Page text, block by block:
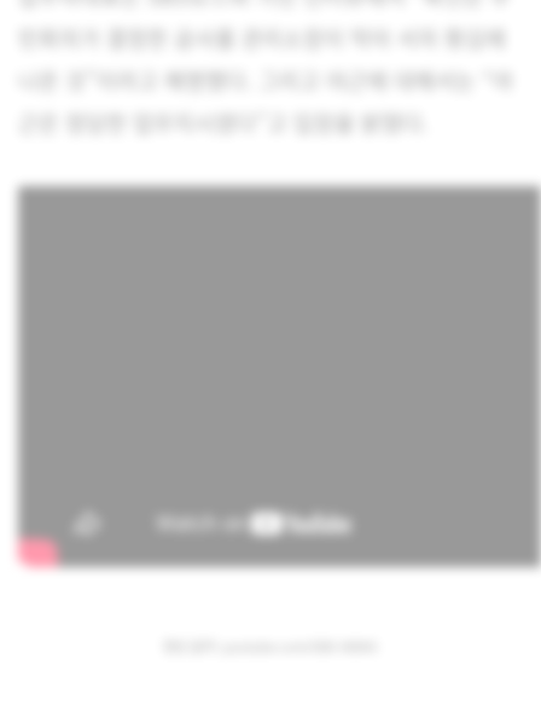
민회의가 결정한 공사를 관리소장이 막아 서자 홧김에
나온 것”이라고 해명했다. 그리고 야근에 대해서는 “야
근은 정당한 업무지시였다”고 입장을 밝혔다.